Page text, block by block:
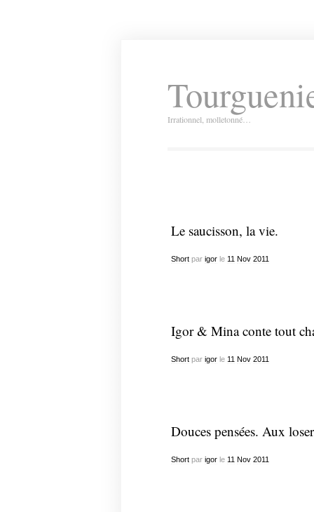
Irrationnel, molletonné…
Le saucisson, la vie.
Shortpar igorle 11 Nov 2011
Igor & Mina conte tout
Shortpar igorle 11 Nov 2011
Douces pensées. Aux
Shortpar igorle 11 Nov 2011